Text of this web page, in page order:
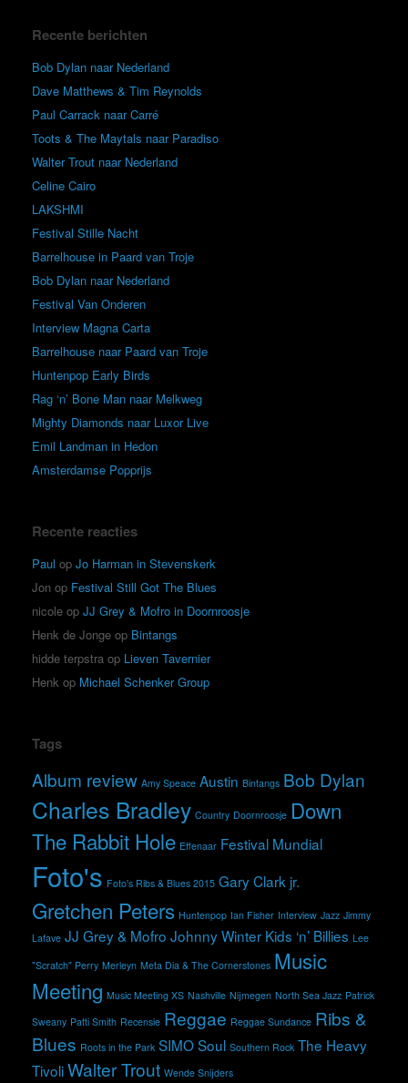
Recente berichten
Bob Dylan naar Nederland
Dave Matthews & Tim Reynolds
Paul Carrack naar Carré
Toots & The Maytals naar Paradiso
Walter Trout naar Nederland
Celine Cairo
LAKSHMI
Festival Stille Nacht
Barrelhouse in Paard van Troje
Bob Dylan naar Nederland
Festival Van Onderen
Interview Magna Carta
Barrelhouse naar Paard van Troje
Huntenpop Early Birds
Rag ‘n’ Bone Man naar Melkweg
Mighty Diamonds naar Luxor Live
Emil Landman in Hedon
Amsterdamse Popprijs
Recente reacties
Paul op Jo Harman in Stevenskerk
Jon op Festival Still Got The Blues
nicole op JJ Grey & Mofro in Doornroosje
Henk de Jonge op Bintangs
hidde terpstra op Lieven Tavernier
Henk op Michael Schenker Group
Tags
Album review Amy Speace Austin Bintangs Bob Dylan
Charles Bradley Country Doornroosje Down
The Rabbit Hole Effenaar Festival Mundial
Foto's Foto's Ribs & Blues 2015 Gary Clark jr.
Gretchen Peters Huntenpop Ian Fisher Interview Jazz Jimmy
Lafave JJ Grey & Mofro Johnny Winter Kids ‘n’ Billies Lee
"Scratch" Perry Merleyn Meta Dia & The Cornerstones Music
Meeting Music Meeting XS Nashville Nijmegen North Sea Jazz Patrick
Sweany Patti Smith Recensie Reggae Reggae Sundance Ribs &
Blues Roots in the Park SIMOSoul Southern Rock The Heavy
TivoliWalter Trout Wende Snijders